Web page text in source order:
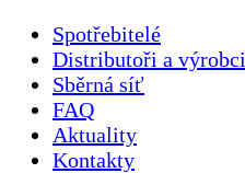
Spotřebitelé
Distributoři a výrobci
Sběrná síť
FAQ
Aktuality
Kontakty